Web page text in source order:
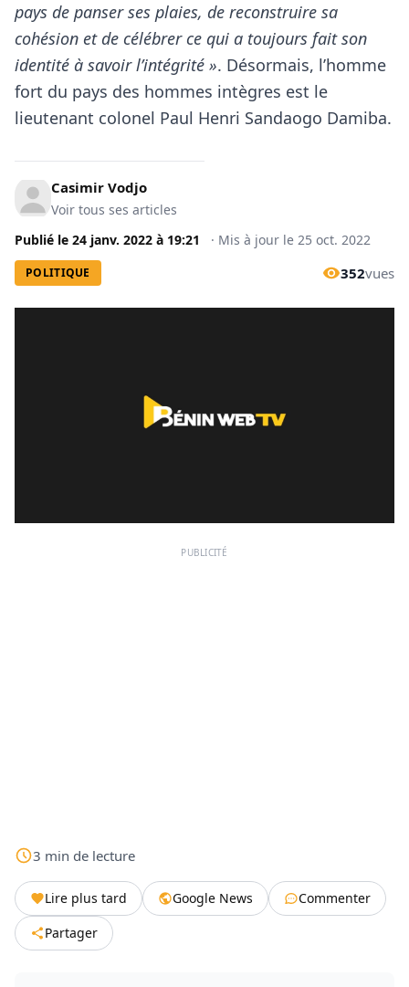
pays de panser ses plaies, de reconstruire sa
cohésion et de célébrer ce qui a toujours fait son
identité à savoir l’intégrité ». Désormais, l’homme
fort du pays des hommes intègres est le
lieutenant colonel Paul Henri Sandaogo Damiba.
Casimir Vodjo
Voir tous ses articles
Publié le 24 janv. 2022 à 19:21 · Mis à jour le 25 oct. 2022
POLITIQUE 352vues
PUBLICITÉ
3 min de lecture
Lire plus tard Google News
Commenter
Partager